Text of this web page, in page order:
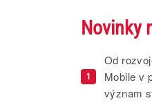
Novinky
1
Od
Mobile v
význam